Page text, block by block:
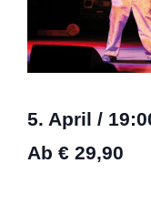
5. April /
Ab € 29,90